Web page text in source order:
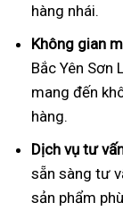
hàng nhái.
Không gian
Bắc Yên Sơn
mang đến
hàng.
Dịch vụ tư
sẵn sàng tư
sản phẩm